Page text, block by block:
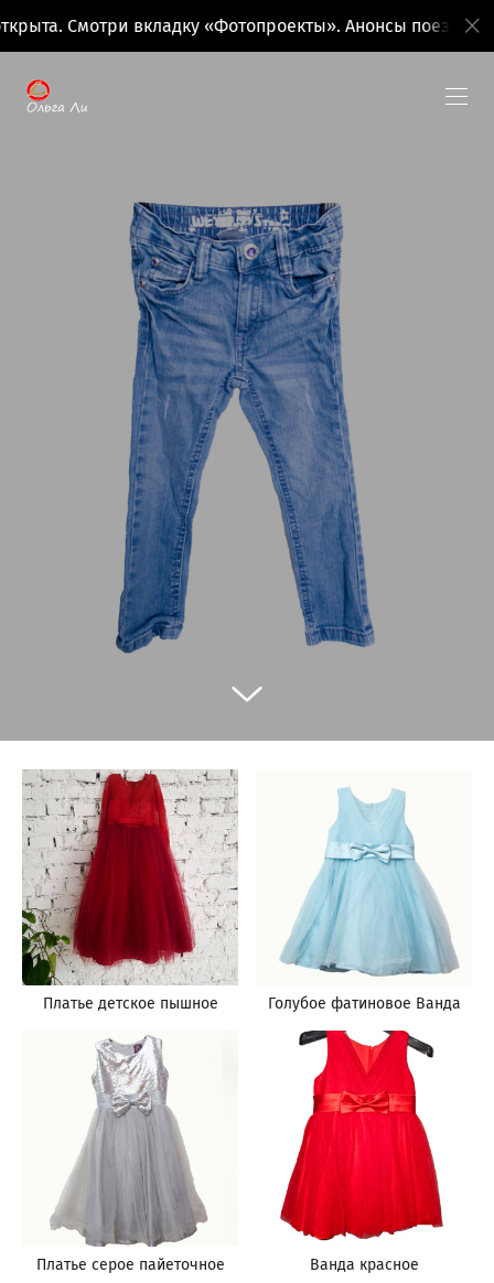
Смотри вкладку «Фотопроекты». Анонсы поездок
Платье детское пышное Голубое фатиновое Ванда
Платье серое пайеточное Ванда красное